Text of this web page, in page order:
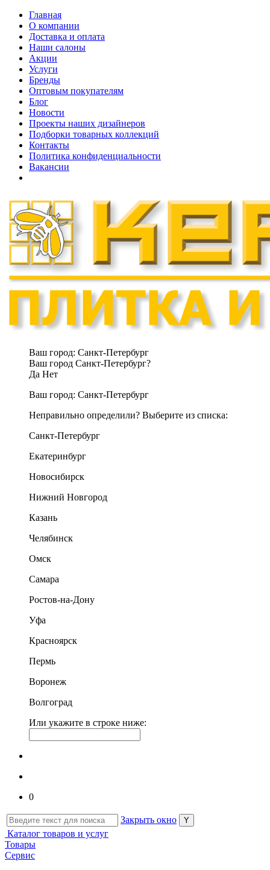
Главная
О компании
Доставка и оплата
Наши cалоны
Акции
Услуги
Бренды
Оптовым покупателям
Блог
Новости
Проекты наших дизайнеров
Подборки товарных коллекций
Контакты
Политика конфиденциальности
Вакансии
Ваш город: Санкт-Петербург
Ваш город Санкт-Петербург?
Да Нет
Ваш город: Санкт-Петербург
Неправильно определили? Выберите из списка:
Санкт-Петербург
Екатеринбург
Новосибирск
Нижний Новгород
Казань
Челябинск
Омск
Самара
Ростов-на-Дону
Уфа
Красноярск
Пермь
Воронеж
Волгоград
Или укажите в строке ниже:
0
Закрыть окно
Каталог товаров и услуг
Товары
Сервис